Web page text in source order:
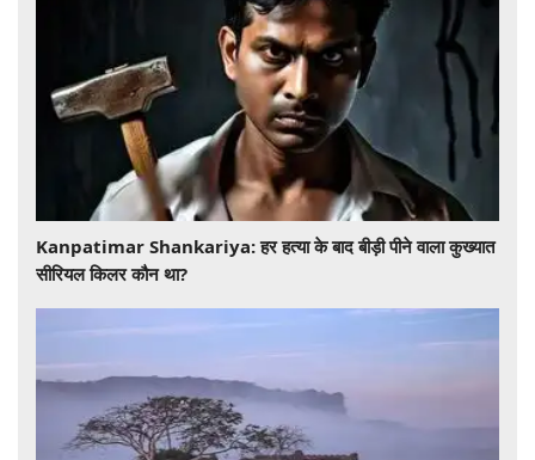
​​​​​​​Kanpatimar Shankariya: हर हत्या के बाद बीड़ी पीने वाला कुख्यात
सीरियल किलर कौन था?